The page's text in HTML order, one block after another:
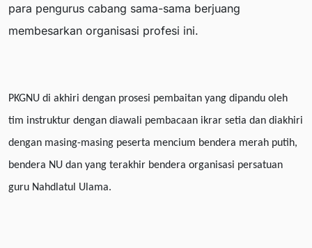
para pengurus cabang sama-sama berjuang
membesarkan organisasi profesi ini.
PKGNU di akhiri dengan prosesi pembaitan yang dipandu oleh
tim instruktur dengan diawali pembacaan ikrar setia dan diakhiri
dengan masing-masing peserta mencium bendera merah putih,
bendera NU dan yang terakhir bendera organisasi persatuan
guru Nahdlatul Ulama.